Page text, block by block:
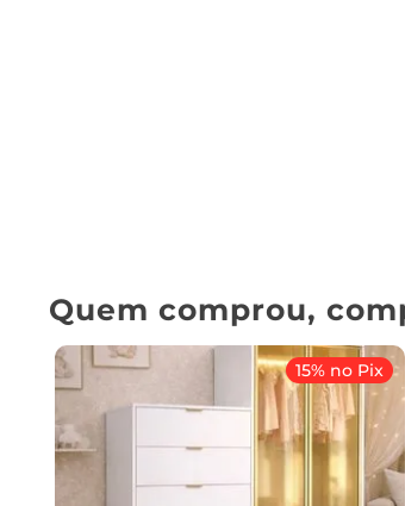
Quem comprou,
15% no Pix